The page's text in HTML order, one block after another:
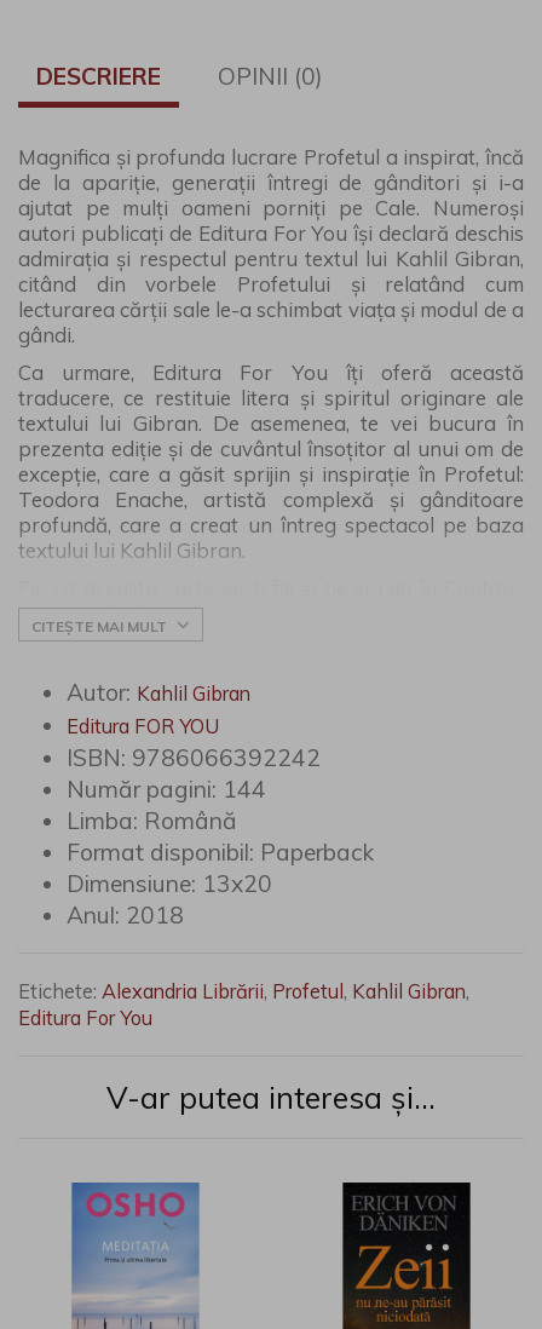
DESCRIERE OPINII (0)
Magnifica și profunda lucrare Profetul a inspirat, încă
de la apariție, generații întregi de gânditori și i-a
ajutat pe mulți oameni porniți pe Cale. Numeroși
autori publicați de Editura For You își declară deschis
admirația și respectul pentru textul lui Kahlil Gibran,
citând din vorbele Profetului și relatând cum
lecturarea cărții sale le-a schimbat viața și modul de a
gândi.
Ca urmare, Editura For You îți oferă această
traducere, ce restituie litera și spiritul originare ale
textului lui Gibran. De asemenea, te vei bucura în
prezenta ediție și de cuvântul însoțitor al unui om de
excepție, care a găsit sprijin și inspirație în Profetul:
Teodora Enache, artistă complexă și gânditoare
profundă, care a creat un întreg spectacol pe baza
textului lui Kahlil Gibran.
inspirație în Rugăciune și tovarăș în Călătorie!
CITEȘTE MAI MULT
Autor: Kahlil Gibran
Editura FOR YOU
ISBN: 9786066392242
Număr pagini: 144
Limba: Română
Format disponibil: Paperback
Dimensiune: 13x20
Anul: 2018
Etichete: Alexandria Librării, Profetul , Kahlil Gibran,
Editura For You
V-ar putea interesa și...